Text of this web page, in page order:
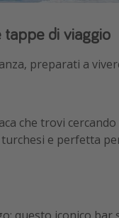
di viaggio
preparati a
che trovi
e perfetta
questo iconico